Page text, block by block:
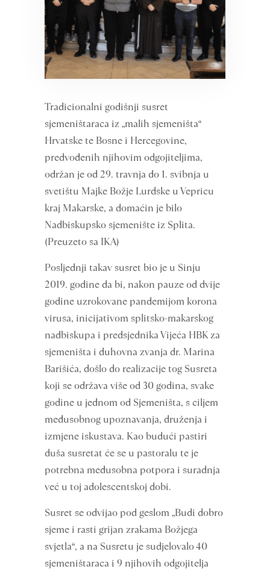
Tradicionalni godišnji susret
sjemeništaraca iz „malih sjemeništa“
Hrvatske te Bosne i Hercegovine,
predvođenih njihovim odgojiteljima,
održan je od 29. travnja do 1. svibnja u
svetištu Majke Božje Lurdske u Vepricu
kraj Makarske, a domaćin je bilo
Nadbiskupsko sjemenište iz Splita.
(Preuzeto sa IKA)
Posljednji takav susret bio je u Sinju
2019. godine da bi, nakon pauze od dvije
godine uzrokovane pandemijom korona
virusa, inicijativom splitsko-makarskog
nadbiskupa i predsjednika Vijeća HBK za
sjemeništa i duhovna zvanja dr. Marina
Barišića, došlo do realizacije tog Susreta
koji se održava više od 30 godina, svake
godine u jednom od Sjemeništa, s ciljem
međusobnog upoznavanja, druženja i
izmjene iskustava. Kao budući pastiri
duša susretat će se u pastoralu te je
potrebna međusobna potpora i suradnja
već u toj adolescentskoj dobi.
Susret se odvijao pod geslom „Budi dobro
sjeme i rasti grijan zrakama Božjega
svjetla“, a na Susretu je sudjelovalo 40
sjemeništaraca i 9 njihovih odgojitelja